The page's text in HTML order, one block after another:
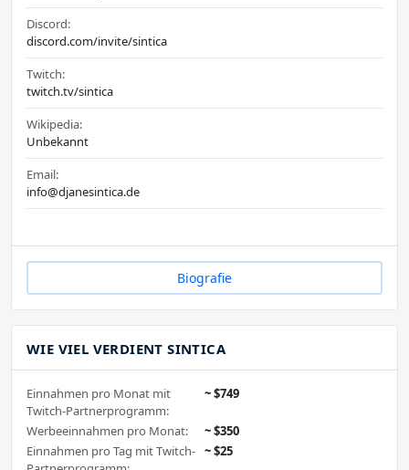
Discord:
discord.com/invite/sintica
Twitch:
twitch.tv/sintica
Wikipedia:
Unbekannt
Email:
info@djanesintica.de
Biografie
WIE VIEL VERDIENT SINTICA
Einnahmen pro Monat mit
Twitch-Partnerprogramm:
~ $749
Werbeeinnahmen pro Monat:
~ $350
Einnahmen pro Tag mit Twitch- ~ $25